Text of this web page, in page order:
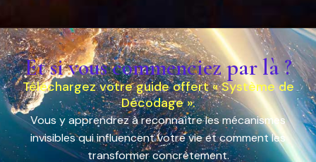
Et si vous commenciez par là ?
Téléchargez votre guide offert « Système de
Décodage ».
Vous y apprendrez à reconnaître les mécanismes
invisibles qui influencent votre vie et comment les
transformer concrètement.